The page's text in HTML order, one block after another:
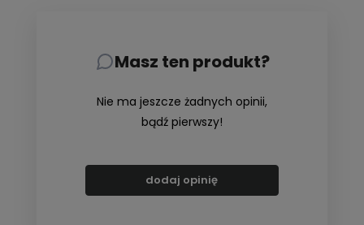
Masz ten produkt?
Nie ma jeszcze żadnych opinii,
bądź pierwszy!
dodaj opinię